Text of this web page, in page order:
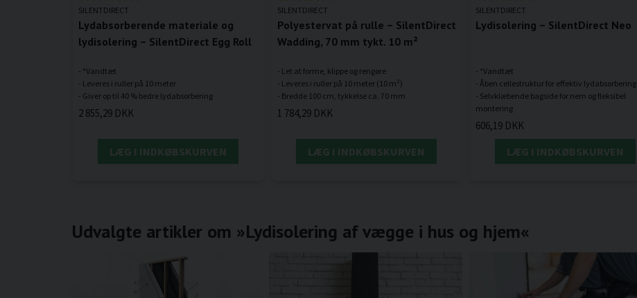
SILENTDIRECT
Lydabsorberende materiale og
lydisolering – SilentDirect Egg Roll
- *Vandtæt
- Leveres i ruller på 10 meter
2 855,29 DKK
LÆG I INDKØBSKURVEN
SILENTDIRECT
Polyestervat på rulle – SilentDirect
Wadding, 70 mm tykt. 10 m²
- Let at forme, klippe og rengøre
- Leveres i ruller på 10 meter (10 m²)
1 784,29 DKK
LÆG I INDKØBSKURVEN
SILENTDIRECT
Lydisolering – SilentDirect Neo
- *Vandtæt
- Åben cellestruktur for effektiv lydabsorbering
- Selvklæbende bagside for nem og fleksibel
606,19 DKK
LÆG I INDKØBSKURVEN
Udvalgte artikler om »Lydisolering af vægge i hus og hjem«